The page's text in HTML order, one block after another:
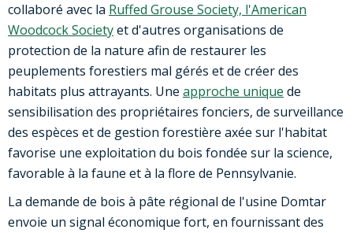
collaboré avec la Ruffed Grouse Society, l'American
Woodcock Societyet d'autres organisations de
protection de la nature afin de restaurer les
peuplements forestiers mal gérés et de créer des
habitats plus attrayants. Une approche unique de
sensibilisation des propriétaires fonciers, de surveillance
des espèces et de gestion forestière axée sur l'habitat
favorise une exploitation du bois fondée sur la science,
favorable à la faune et à la flore de Pennsylvanie.
La demande de bois à pâte régional de l'usine Domtar
envoie un signal économique fort, en fournissant des